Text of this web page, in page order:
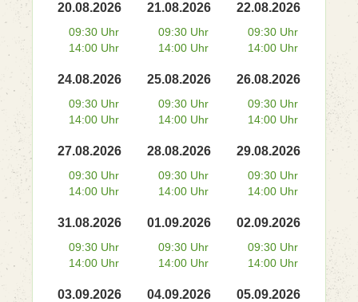
20.08.2026
09:30 Uhr
14:00 Uhr
21.08.2026
09:30 Uhr
14:00 Uhr
22.08.2026
09:30 Uhr
14:00 Uhr
24.08.2026
09:30 Uhr
14:00 Uhr
25.08.2026
09:30 Uhr
14:00 Uhr
26.08.2026
09:30 Uhr
14:00 Uhr
27.08.2026
09:30 Uhr
14:00 Uhr
28.08.2026
09:30 Uhr
14:00 Uhr
29.08.2026
09:30 Uhr
14:00 Uhr
31.08.2026
09:30 Uhr
14:00 Uhr
01.09.2026
09:30 Uhr
14:00 Uhr
02.09.2026
09:30 Uhr
14:00 Uhr
03.09.2026 04.09.2026 05.09.2026